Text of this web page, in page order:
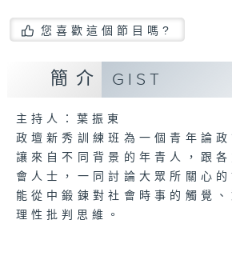
您喜歡這個節目嗎?
簡介 GIST
主持人：葉振東
政壇新秀訓練班為一個青年論
讓來自不同背景的年青人，跟
會人士，一同討論大眾所關心
能從中鍛鍊對社會時事的觸覺
理性批判思維。